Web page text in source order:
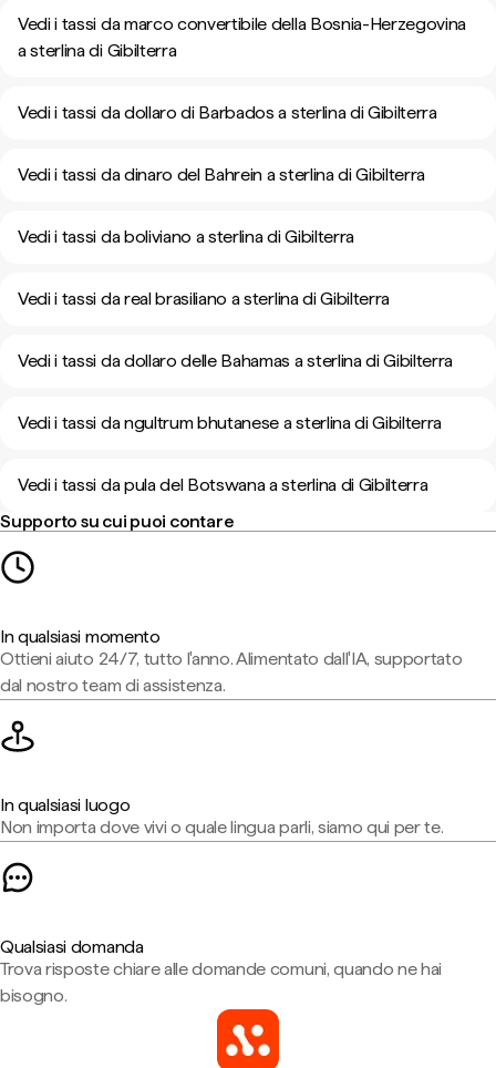
Vedi i tassi da marco convertibile della Bosnia-Herzegovina
a sterlina di Gibilterra
Vedi i tassi da dollaro di Barbados a sterlina di Gibilterra
Vedi i tassi da dinaro del Bahrein a sterlina di Gibilterra
Vedi i tassi da boliviano a sterlina di Gibilterra
Vedi i tassi da real brasiliano a sterlina di Gibilterra
Vedi i tassi da dollaro delle Bahamas a sterlina di Gibilterra
Vedi i tassi da ngultrum bhutanese a sterlina di Gibilterra
Vedi i tassi da pula del Botswana a sterlina di Gibilterra
Supporto su cui puoi contare
In qualsiasi momento
Ottieni aiuto 24/7, tutto l'anno. Alimentato dall'IA, supportato
dal nostro team di assistenza.
In qualsiasi luogo
Non importa dove vivi o quale lingua parli, siamo qui per te.
Qualsiasi domanda
Trova risposte chiare alle domande comuni, quando ne hai
bisogno.